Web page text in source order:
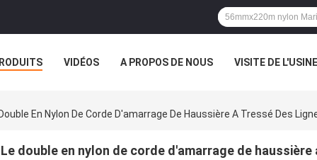
VIDÉOS A PROPOS DE NOUS VISITE DE L'USINE
En Nylon De Corde D'amarrage De Haussière A Tressé Des
Le double en nylon de corde d'amarrage de